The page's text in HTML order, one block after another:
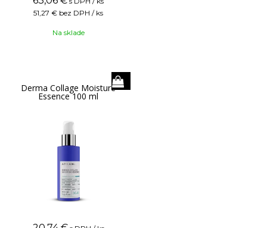
51,27 € bez DPH / ks
Na sklade
Derma Collage Moisture
Essence 100 ml